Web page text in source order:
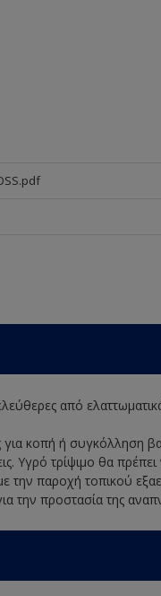
από
κοπή ή συγκόλληση
Υγρό τρίψιμο θα πρέπει
την παροχή τοπικού
την προστασία της